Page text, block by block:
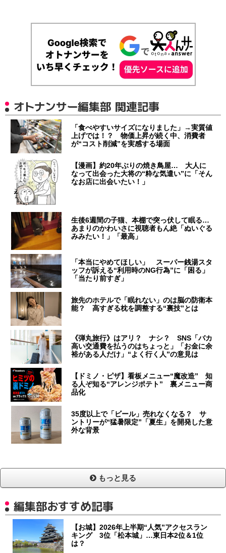
オトナンサー編集部 関連記事
「食べやすいサイズになりました」→実質値
上げでは！？ 物価上昇が続く中、消費者
が“コスト削減”を実感する場面
【漫画】約20年ぶりの焼き鳥屋… 大人に
なって出会った大将の“粋な気遣い”に「そん
なお店に出会いたい！」
生後6週間の子猫、本棚で突っ伏して眠る…
あまりのかわいさに視聴者もん絶「ぬいぐる
みみたい！」「最高」
「本当にやめてほしい」 スーパー銭湯スタ
ッフが訴える“利用時のNG行為”に「困る」
「当たり前すぎ」
旅先のホテルで「眠れない」のは脳の防衛本
能？ 高すぎる枕を調整する“裏技”とは
《弾丸旅行》はアリ？ ナシ？ SNS「バカ
高い交通費を払うのはちょっと」「お金に余
裕がある人だけ」“よく行く人”の意見は
【ドミノ・ピザ】看板メニュー“魔改造” 知
る人ぞ知る“アレンジポテト” 裏メニュー商
品化
35度以上で「ビール」売れなくなる？ サ
ントリーが“猛暑限定”「夏生」を開発した意
外な背景
もっと見る
編集部おすすめ記事
【お城】2026年上半期“人気”アクセスラン
キング 3位「松本城」…東日本2位＆1位
は？